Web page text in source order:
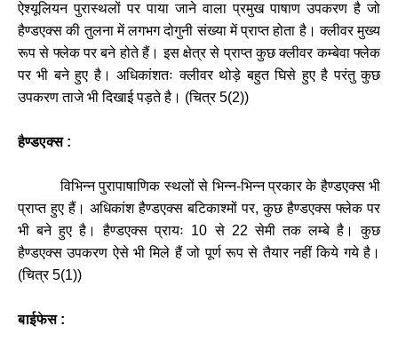
ऐश्यूलियन पुरास्थलों पर पाया जाने वाला प्रमुख पाषाण उपकरण है जो
हैण्डएक्स की तुलना में लगभग दोगुनी संख्या में प्राप्त होता है। क्लीवर मुख्य
रूप से फ्लेक पर बने होते हैं। इस क्षेत्र से प्राप्त कुछ क्लीवर कम्बेवा फ्लेक
पर भी बने हुए है। अधिकांशतः क्लीवर थोड़े बहुत घिसे हुए है परंतु कुछ
उपकरण ताजे भी दिखाई पड़ते है। (चित्र 5(2))
हैण्डएक्स :
विभिन्न पुरापाषाणिक स्थलों से भिन्न-भिन्न प्रकार के हैण्डएक्स भी
प्राप्त हुए हैं। अधिकांश हैण्डएक्स बटिकाश्मों पर,कुछ हैण्डएक्स फ्लेक पर
भी बने हुए है। हैण्डएक्स प्रायः 10 से 22 सेमी तक लम्बे है।
कुछ
हैण्डएक्स उपकरण ऐसे भी मिले हैं जो पूर्ण रूप से तैयार नहीं किये गये है।
(चित्र 5(1))
बाईफेस :